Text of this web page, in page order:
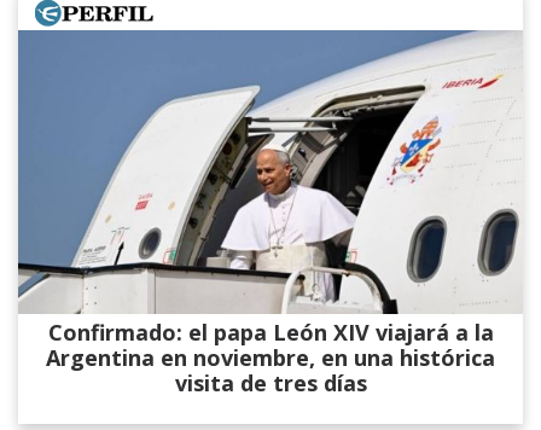
Confirmado: el papa León XIV viajará a la
Argentina en noviembre, en una histórica
visita de tres días